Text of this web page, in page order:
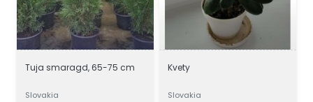
Tuja smaragd, 65-75 cm
Slovakia
Kvety
Slovakia